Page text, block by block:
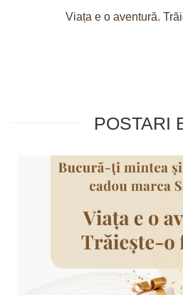
Viața e o aventură.
POSTARI